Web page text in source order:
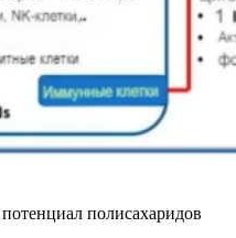
полисахаридов